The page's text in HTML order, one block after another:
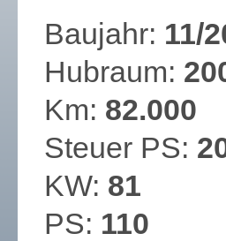
Baujahr: 11/
Hubraum:
Km: 82.000
Steuer PS:
KW: 81
PS: 110